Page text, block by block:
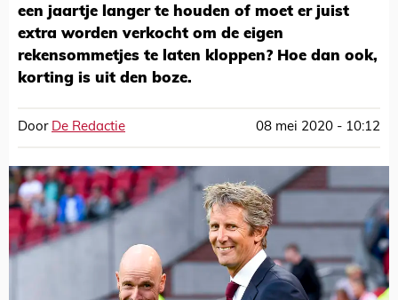
een jaartje langer te houden of moet er juist
extra worden verkocht om de eigen
rekensommetjes te laten kloppen? Hoe dan ook,
korting is uit den boze.
Door De Redactie 08 mei 2020 - 10:12